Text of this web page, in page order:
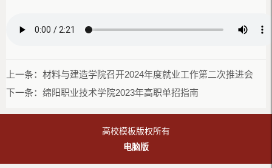
上一条： 材料与建造学院召开2024年度就业工作第二次推进会
下一条： 绵阳职业技术学院2023年高职单招指南
高校模板版权所有
电脑版